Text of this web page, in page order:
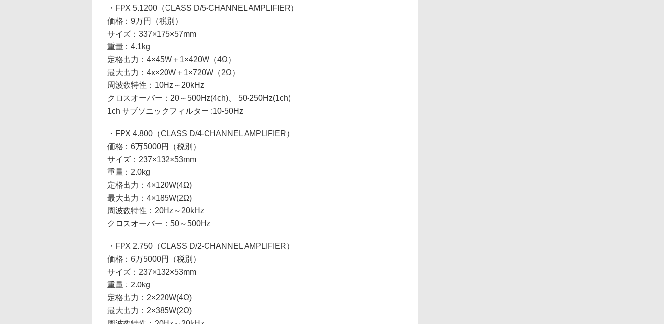
・FPX 5.1200（CLASS D/5-CHANNEL AMPLIFIER）
価格：9万円（税別）
サイズ：337×175×57mm
重量：4.1kg
定格出力：4×45W＋1×420W（4Ω）
最大出力：4x×20W＋1×720W（2Ω）
周波数特性：10Hz～20kHz
クロスオーバー：20～500Hz(4ch)、 50-250Hz(1ch)
1ch サブソニックフィルター :10-50Hz
・FPX 4.800（CLASS D/4-CHANNEL AMPLIFIER）
価格：6万5000円（税別）
サイズ：237×132×53mm
重量：2.0kg
定格出力：4×120W(4Ω)
最大出力：4×185W(2Ω)
周波数特性：20Hz～20kHz
クロスオーバー：50～500Hz
・FPX 2.750（CLASS D/2-CHANNEL AMPLIFIER）
価格：6万5000円（税別）
サイズ：237×132×53mm
重量：2.0kg
定格出力：2×220W(4Ω)
最大出力：2×385W(2Ω)